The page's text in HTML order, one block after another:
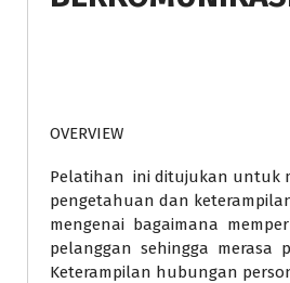
OVERVIEW
Pelatihan ini ditujukan untuk
pengetahuan dan
mengenai bagaimana
pelanggan sehingga merasa
Keterampilan hubungan